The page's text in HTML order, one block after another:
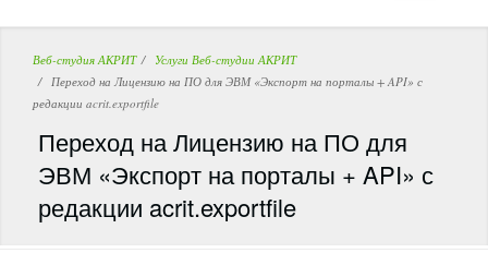
Веб-студия АКРИТ
Услуги Веб-студии АКРИТ
Переход на Лицензию на ПО для ЭВМ «Экспорт на порталы + API» с
редакции acrit.exportfile
Переход на Лицензию на ПО для
ЭВМ «Экспорт на порталы + API» с
редакции acrit.exportfile